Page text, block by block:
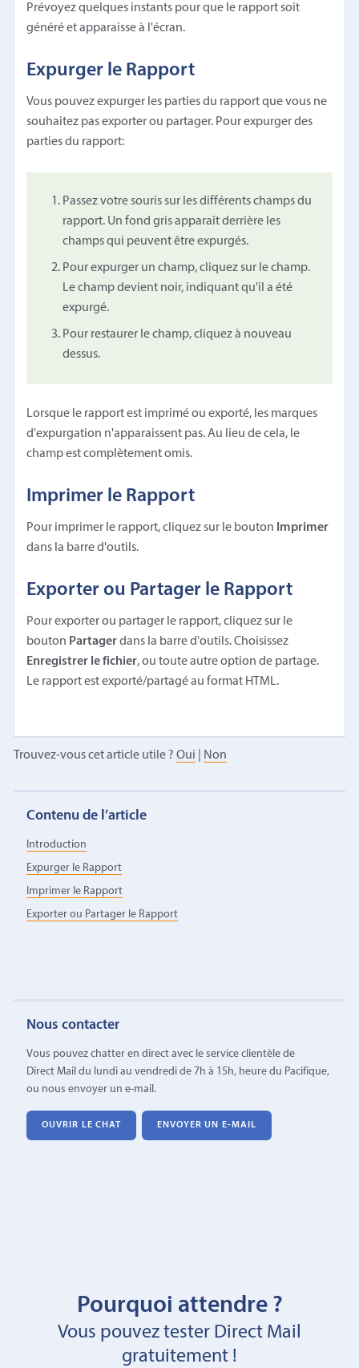
Prévoyez quelques instants pour que le rapport soit
généré et apparaisse à l'écran.
Expurger le Rapport
Vous pouvez expurger les parties du rapport que vous ne
souhaitez pas exporter ou partager. Pour expurger des
parties du rapport:
Passez votre souris sur les différents champs du
rapport. Un fond gris apparaît derrière les
champs qui peuvent être expurgés.
Pour expurger un champ, cliquez sur le champ.
Le champ devient noir, indiquant qu'il a été
expurgé.
Pour restaurer le champ, cliquez à nouveau
dessus.
Lorsque le rapport est imprimé ou exporté, les marques
d'expurgation n'apparaissent pas. Au lieu de cela, le
champ est complètement omis.
Imprimer le Rapport
Pour imprimer le rapport, cliquez sur le bouton Imprimer
dans la barre d'outils.
Exporter ou Partager le Rapport
Pour exporter ou partager le rapport, cliquez sur le
bouton Partagerdans la barre d'outils. Choisissez
Enregistrer le fichier, ou toute autre option de partage.
Le rapport est exporté/partagé au format HTML.
Trouvez-vous cet article utile ? Oui Non
Contenu de l’article
Introduction
Expurger le Rapport
Imprimer le Rapport
Exporter ou Partager le Rapport
Nous contacter
Vous pouvez chatter en direct avec le service clientèle de
Direct Mail du lundi au vendredi de 7h à 15h, heure du Pacifique,
ou nous envoyer un e-mail.
OUVRIR LE CHAT ENVOYER UN E-MAIL
Pourquoi attendre ?
Vous pouvez tester Direct Mail
gratuitement !